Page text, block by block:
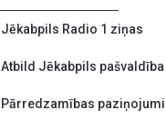
Jēkabpils Radio 1 ziņas
Atbild Jēkabpils pašvaldība
Pārredzamības paziņojumi